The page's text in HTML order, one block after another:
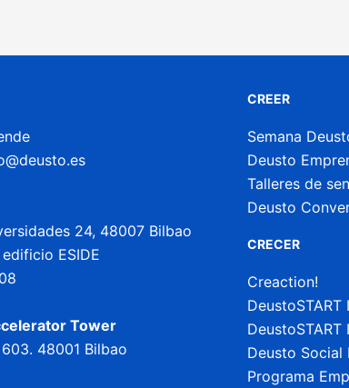
24, 48007 Bilbao
ESIDE
Tower
48001 Bilbao
CREER
Semana
Deusto
Talleres de
Deusto
CRECER
Creaction!
DeustoSTART I
DeustoSTART
Deusto Social
Programa